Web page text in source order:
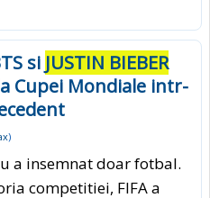
si JUSTIN BIEBER
Cupei Mondiale intr-
)
a insemnat doar fotbal.
competitiei, FIFA a